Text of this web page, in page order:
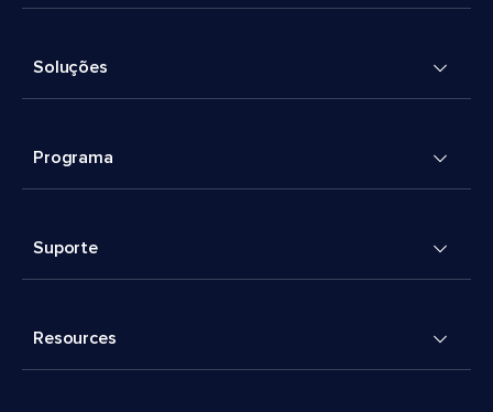
Soluções
Programa
Suporte
Resources